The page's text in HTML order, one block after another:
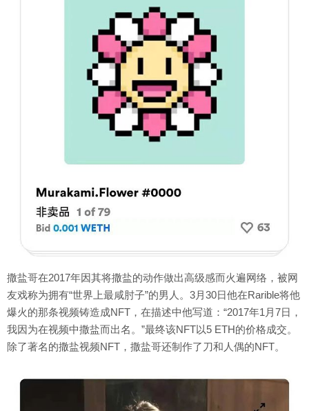
撒盐哥在2017年因其将撒盐的动作做出高级感而火遍网络，被网
友戏称为拥有“世界上最咸肘子”的男人。3月30日他在Rarible将他
爆火的那条视频铸造成NFT，在描述中他写道：“2017年1月7日，
我因为在视频中撒盐而出名。”最终该NFT以5 ETH的价格成交。
除了著名的撒盐视频NFT，撒盐哥还制作了刀和人偶的NFT。